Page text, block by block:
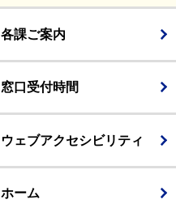
各課ご案内
窓口受付時間
ウェブアクセシビリティ
ホーム